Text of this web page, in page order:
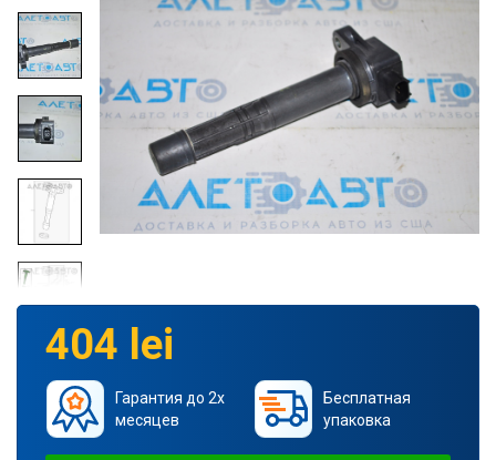
404 lei
Гарантия до 2х
месяцев
Бесплатная
упаковка